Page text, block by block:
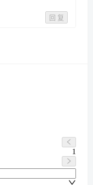
回 复
1